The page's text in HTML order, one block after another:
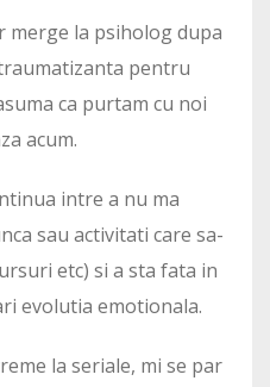
merge la psiholog dupa
pentru
ca purtam cu noi
acum.
intre a nu ma
sau activitati care sa-
etc) si a sta fata in
evolutia emotionala.
la seriale, mi se par